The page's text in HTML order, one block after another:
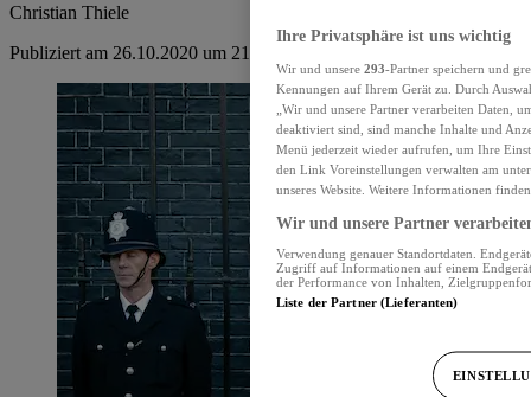
Christian Thiele
Publiziert am 26.10.2020 um 21:32 Uhr
Ihre Privatsphäre ist uns wichtig
Wir und unsere 293-Partner speichern und
Kennungen auf Ihrem Gerät zu. Durch
„Wir und unsere Partner verarbeiten Daten,
deaktiviert sind, sind manche Inhalte und
Menü jederzeit wieder aufrufen, um Ihre
den Link Voreinstellungen verwalten am
unseres Website. Weitere Informationen
Wir und unsere Partner
Verwendung genauer Standortdaten.
Zugriff auf Informationen auf einem
der Performance von Inhalten,
Liste der Partner (Lieferanten)